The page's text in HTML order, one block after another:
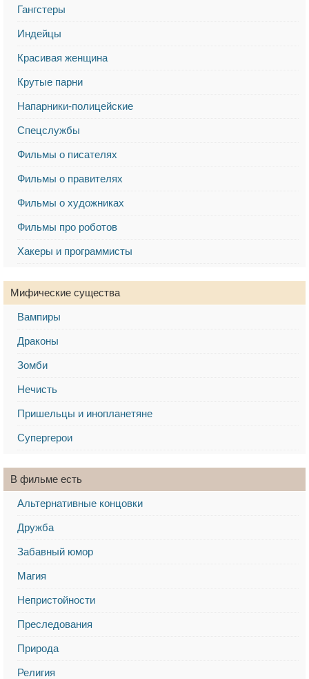
Гангстеры
Индейцы
Красивая женщина
Крутые парни
Напарники-полицейские
Спецслужбы
Фильмы о писателях
Фильмы о правителях
Фильмы о художниках
Фильмы про роботов
Хакеры и программисты
Мифические существа
Вампиры
Драконы
Зомби
Нечисть
Пришельцы и инопланетяне
Супергерои
В фильме есть
Альтернативные концовки
Дружба
Забавный юмор
Магия
Непристойности
Преследования
Природа
Религия